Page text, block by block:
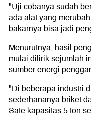
"Uji cobanya sudah
ada alat yang
bakarnya bisa jadi
Menurutnya, hasil
mulai dilirik sejumlah
sumber energi
"Di beberapa industri
sederhananya briket
Sate kapasitas 5 ton